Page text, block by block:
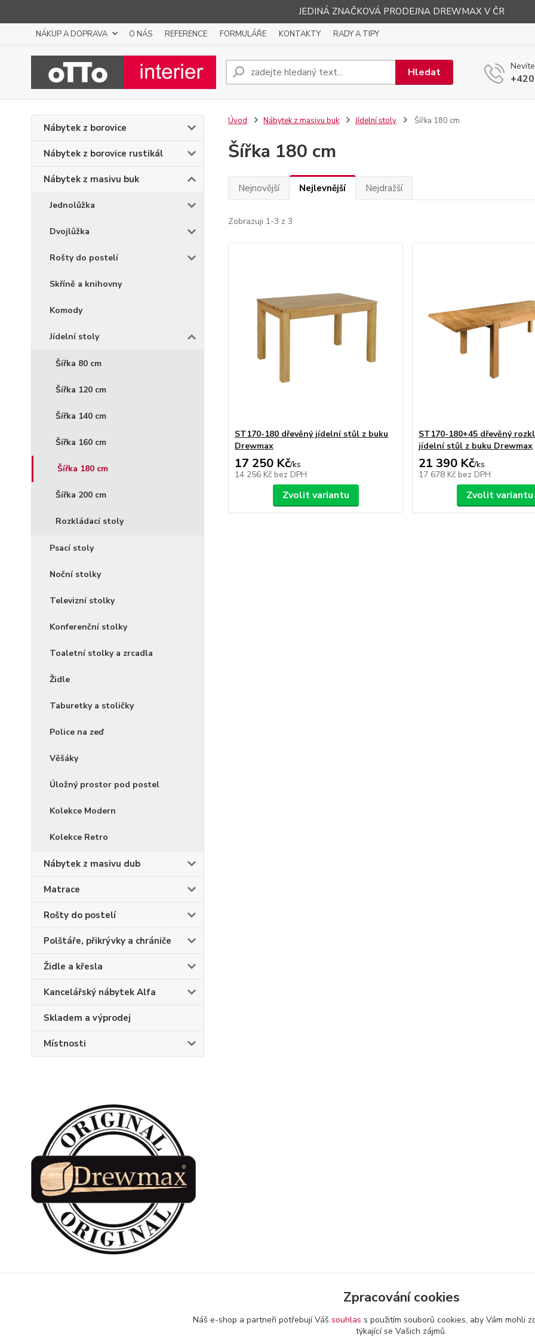
JEDINÁ ZNAČKOVÁ PRODEJNA DREWMAX V ČR
NÁKUP A DOPRAVA O NÁS REFERENCE FORMULÁŘE KONTAKTY RADY A TIPY
Hledat
Nábytek z borovice
Nábytek z borovice rustikál
Nábytek z masivu buk
Jednolůžka
Dvojlůžka
Rošty do postelí
Skříně a knihovny
Komody
Jídelní stoly
Šířka 80 cm
Šířka 120 cm
Šířka 140 cm
Šířka 160 cm
Šířka 180 cm
Šířka 200 cm
Rozkládací stoly
Psací stoly
Noční stolky
Televizní stolky
Konferenční stolky
Toaletní stolky a zrcadla
Židle
Taburetky a stoličky
Police na zeď
Věšáky
Úložný prostor pod postel
Kolekce Modern
Kolekce Retro
Nábytek z masivu dub
Matrace
Rošty do postelí
Polštáře, přikrývky a chrániče
Židle a křesla
Kancelářský nábytek Alfa
Skladem a výprodej
Místnosti
Úvod Nábytek z masivu buk Jídelní stoly Šířka 180 cm
Šířka 180 cm
Nejnovější Nejlevnější Nejdražší
Zobrazuji 1-3 z 3
ST170-180 dřevěný jídelní stůl z buku
Drewmax
17 250 Kč/ks
14 256 Kč bez DPH
Zvolit variantu
ST170-180+45 dřevěný
jídelní stůl z buku Drewmax
21 390 Kč/ks
17 678 Kč bez DPH
Zvolit variantu
Zpracování cookies
Náš e-shop a partneři potřebují Váš souhlas s použitím souborů cookies, aby Vám mohli
týkající se Vašich zájmů.